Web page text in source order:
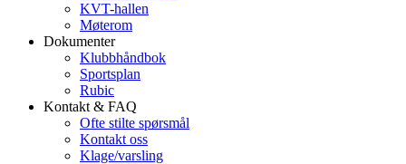
KVT-hallen
Møterom
Dokumenter
Klubbhåndbok
Sportsplan
Rubic
Kontakt & FAQ
Ofte stilte spørsmål
Kontakt oss
Klage/varsling